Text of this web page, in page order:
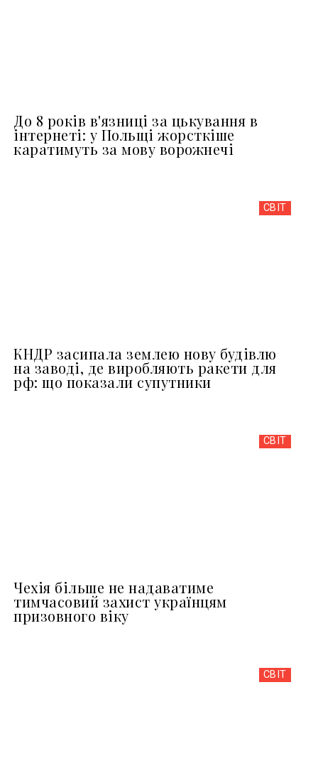
До 8 років в'язниці за цькування в
інтернеті: у Польщі жорсткіше
каратимуть за мову ворожнечі
СВІТ
КНДР засипала землею нову будівлю
на заводі, де виробляють ракети для
рф: що показали супутники
СВІТ
Чехія більше не надаватиме
тимчасовий захист українцям
призовного віку
СВІТ